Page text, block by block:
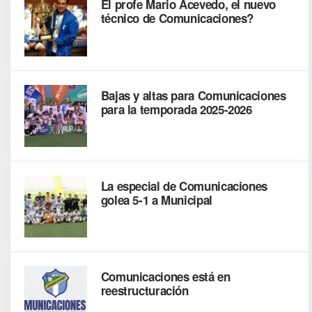
El profe Mario Acevedo, el nuevo
técnico de Comunicaciones?
Bajas y altas para Comunicaciones
para la temporada 2025-2026
La especial de Comunicaciones
golea 5-1 a Municipal
Comunicaciones está en
reestructuración